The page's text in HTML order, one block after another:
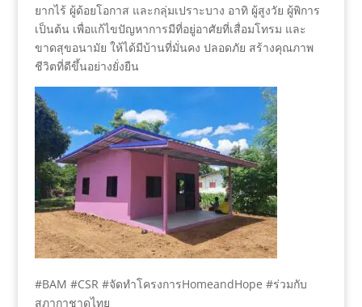
ยากไร้ ผู้ด้อยโอกาส และกลุ่มเปราะบาง อาทิ ผู้สูงวัย ผู้พิการ
เป็นต้น เพื่อแก้ไขปัญหาการมีที่อยู่อาศัยที่เสื่อมโทรม และ
ขาดสุขอนามัย ให้ได้มีบ้านที่มั่นคง ปลอดภัย สร้างคุณภาพ
ชีวิตที่ดีขึ้นอย่างยั่งยืน
#BAM #CSR #จัดทำโครงการHomeandHope #ร่วมกับ
สภากาชาดไทย